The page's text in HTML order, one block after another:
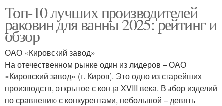
Топ-10 лучших производителей
раковин для ванны 2025: рейтинг и
обзор
ОАО «Кировский завод»
На отечественном рынке один из лидеров – ОАО
«Кировский завод» (г. Киров). Это одно из старейших
производств, открытое с конца XVIII века. Выбор изделий
по сравнению с конкурентами, небольшой – девять